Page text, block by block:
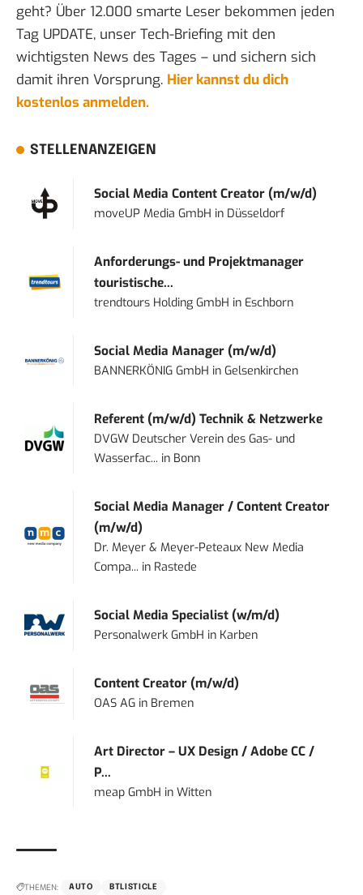
geht? Über 12.000 smarte Leser bekommen jeden
Tag UPDATE, unser Tech-Briefing mit den
wichtigsten News des Tages – und sichern sich
damit ihren Vorsprung. Hier kannst du dich
kostenlos anmelden.
STELLENANZEIGEN
Social Media Content Creator (m/w/d)
moveUP Media GmbH in Düsseldorf
Anforderungs- und Projektmanager
touristische...
trendtours Holding GmbH in Eschborn
Social Media Manager (m/w/d)
BANNERKÖNIG GmbH inGelsenkirchen
Referent (m/w/d) Technik & Netzwerke
DVGW Deutscher Verein des Gas- und
Wasserfac... in Bonn
Social Media Manager / Content Creator
(m/w/d)
Dr. Meyer & Meyer-Peteaux New Media
Compa... in Rastede
Social Media Specialist (w/m/d)
Personalwerk GmbH in Karben
Content Creator (m/w/d)
OAS AG in Bremen
Art Director – UX Design / Adobe CC /
P...
meap GmbH inWitten
THEMEN: AUTO BTLISTICLE